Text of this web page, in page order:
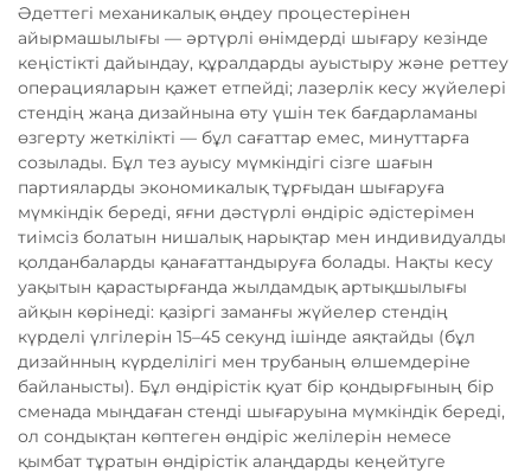
Әдеттегі механикалық өңдеу процестерінен
айырмашылығы — әртүрлі өнімдерді шығару кезінде
кеңістікті дайындау, құралдарды ауыстыру және реттеу
операцияларын қажет етпейді; лазерлік кесу жүйелері
стендің жаңа дизайнына өту үшін тек бағдарламаны
өзгерту жеткілікті — бұл сағаттар емес, минуттарға
созылады. Бұл тез ауысу мүмкіндігі сізге шағын
партияларды экономикалық тұрғыдан шығаруға
мүмкіндік береді, яғни дәстүрлі өндіріс әдістерімен
тиімсіз болатын нишалық нарықтар мен индивидуалды
қолданбаларды қанағаттандыруға болады. Нақты кесу
уақытын қарастырғанда жылдамдық артықшылығы
айқын көрінеді: қазіргі заманғы жүйелер стендің
күрделі үлгілерін 15–45 секунд ішінде аяқтайды (бұл
дизайнның күрделілігі мен трубаның өлшемдеріне
байланысты). Бұл өндірістік қуат бір қондырғының бір
сменада мыңдаған стенді шығаруына мүмкіндік береді,
ол сондықтан көптеген өндіріс желілерін немесе
қымбат тұратын өндірістік алаңдарды кеңейтуге